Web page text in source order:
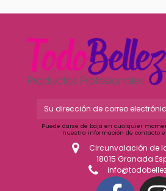
Puede darse de baja en cualquier
nuestra información de contacto
Circunvalación de
18015 Granada